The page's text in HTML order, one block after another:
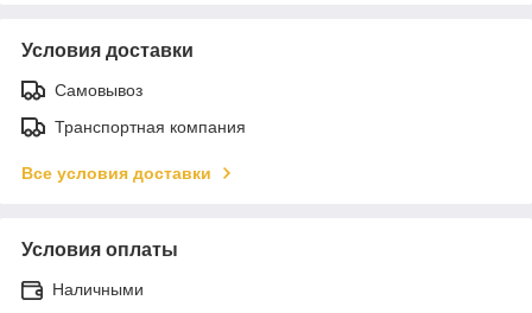
Условия доставки
Самовывоз
Транспортная компания
Все условия доставки
Условия оплаты
Наличными